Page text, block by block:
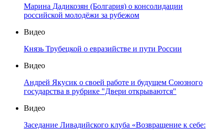
Марина Дадикозян (Болгария) о консолидации
российской молодёжи за рубежом
Видео
Князь Трубецкой о евразийстве и пути России
Видео
Андрей Якусик о своей работе и будущем Союзного
государства в рубрике "Двери открываются"
Видео
Заседание Ливадийского клуба «Возвращение к себе: